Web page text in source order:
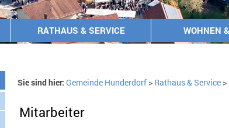
RATHAUS & SERVICE WOHNEN
Sie sind hier: Gemeinde Hunderdorf> Rathaus & Service>
Mitarbeiter